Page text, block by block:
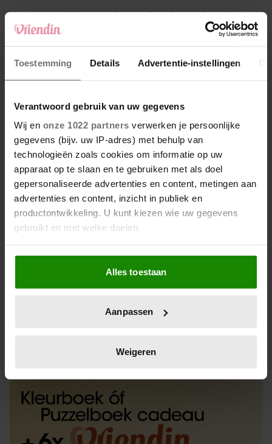
Toestemming Details Advertentie-instellingen
Verantwoord gebruik van uw gegevens
Wij en onze 1022 partners verwerken je persoonlijke
gegevens (bijv. uw IP-adres) met behulp van
technologieën zoals cookies om informatie op uw
apparaat op te slaan en te gebruiken met als doel
gepersonaliseerde advertenties en content, metingen aan
advertenties en content, inzicht in publiek en
productontwikkeling. U kunt kiezen wie uw gegevens
gebruikt en met welke doelen.
Als u het toestaat, willen we ook graag:
Informatie verzamelen over uw geografische
locatie, die tot een paar meter nauwkeurig kan zijn
scannen op specifieke eigenschappen (fingerprinting)
verwerkt en stel uw voorkeuren in het
intrekken in de Cookieverklaring.
We gebruiken cookies om content en advertenties te
personaliseren, om functies voor social media te bieden
en om ons websiteverkeer te analyseren. Ook delen we
Alles toestaan
Aanpassen
Weigeren
4 Makelaar Mandy: ‘Een bericht van de BN’er.
Een foto. Mijn lijf reageert’
5 Makelaar Mandy: ‘Vrijdagavond belde Bart.
Hij sprak eng kalm’
Nieuw